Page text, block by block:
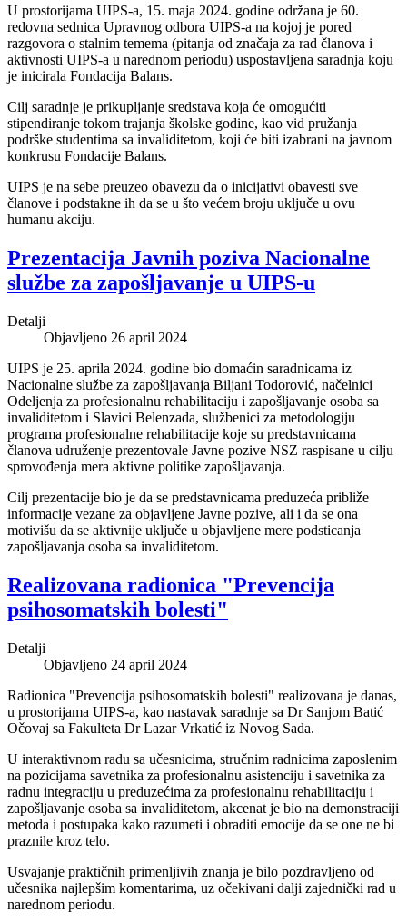
U prostorijama UIPS-a, 15. maja 2024. godine održana je 60.
redovna sednica Upravnog odbora UIPS-a na kojoj je pored
razgovora o stalnim temema (pitanja od značaja za rad članova i
aktivnosti UIPS-a u narednom periodu) uspostavljena saradnja koju
je inicirala Fondacija Balans.
Cilj saradnje je prikupljanje sredstava koja će omogućiti
stipendiranje tokom trajanja školske godine, kao vid pružanja
podrške studentima sa invaliditetom, koji će biti izabrani na javnom
konkrusu Fondacije Balans.
UIPS je na sebe preuzeo obavezu da o inicijativi obavesti sve
članove i podstakne ih da se u što većem broju uključe u ovu
humanu akciju.
Prezentacija Javnih poziva Nacionalne
službe za zapošljavanje u UIPS-u
Detalji
Objavljeno 26 april 2024
UIPS je 25. aprila 2024. godine bio domaćin saradnicama iz
Nacionalne službe za zapošljavanja Biljani Todorović, načelnici
Odeljenja za profesionalnu rehabilitaciju i zapošljavanje osoba sa
invaliditetom i Slavici Belenzada, službenici za metodologiju
programa profesionalne rehabilitacije koje su predstavnicama
članova udruženje prezentovale Javne pozive NSZ raspisane u cilju
sprovođenja mera aktivne politike zapošljavanja.
Cilj prezentacije bio je da se predstavnicama preduzeća približe
informacije vezane za objavljene Javne pozive, ali i da se ona
motivišu da se aktivnije uključe u objavljene mere podsticanja
zapošljavanja osoba sa invaliditetom.
Realizovana radionica "Prevencija
psihosomatskih bolesti"
Detalji
Objavljeno 24 april 2024
Radionica "Prevencija psihosomatskih bolesti" realizovana je danas,
u prostorijama UIPS-a, kao nastavak saradnje sa Dr Sanjom Batić
Očovaj sa Fakulteta Dr Lazar Vrkatić iz Novog Sada.
U interaktivnom radu sa učesnicima, stručnim radnicima zaposlenim
na pozicijama savetnika za profesionalnu asistenciju i savetnika za
radnu integraciju u preduzećima za profesionalnu rehabilitaciju i
zapošljavanje osoba sa invaliditetom, akcenat je bio na demonstraciji
metoda i postupaka kako razumeti i obraditi emocije da se one ne bi
praznile kroz telo.
Usvajanje praktičnih primenljivih znanja je bilo pozdravljeno od
učesnika najlepšim komentarima, uz očekivani dalji zajednički rad u
narednom periodu.